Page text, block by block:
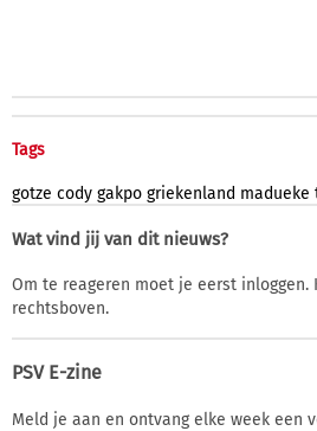
Tags
gotze cody gakpo griekenland madueke
Wat vind jij van dit nieuws?
Om te reageren moet je eerst inloggen.
rechtsboven.
PSV E-zine
Meld je aan en ontvang elke week een